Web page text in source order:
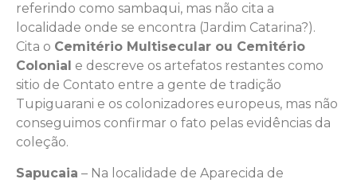
referindo como sambaqui, mas não cita a
localidade onde se encontra (Jardim Catarina?).
Cita o Cemitério Multisecular ou Cemitério
Colonial e descreve os artefatos restantes como
sitio de Contato entre a gente de tradição
Tupiguarani e os colonizadores europeus, mas não
conseguimos confirmar o fato pelas evidências da
coleção.
Sapucaia – Na localidade de Aparecida de